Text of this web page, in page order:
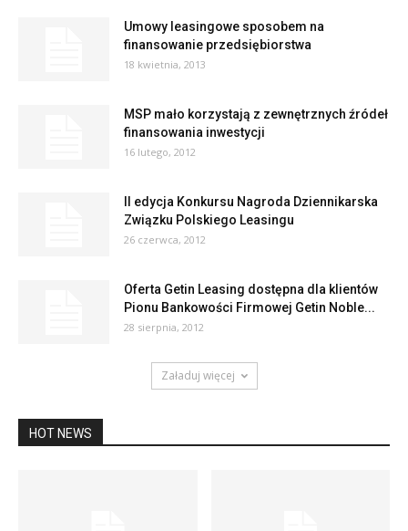
Umowy leasingowe sposobem na
finansowanie przedsiębiorstwa
18 kwietnia, 2013
MSP mało korzystają z zewnętrznych źródeł
finansowania inwestycji
16 lutego, 2012
II edycja Konkursu Nagroda Dziennikarska
Związku Polskiego Leasingu
26 czerwca, 2012
Oferta Getin Leasing dostępna dla klientów
Pionu Bankowości Firmowej Getin Noble...
28 sierpnia, 2012
Załaduj więcej
HOT NEWS